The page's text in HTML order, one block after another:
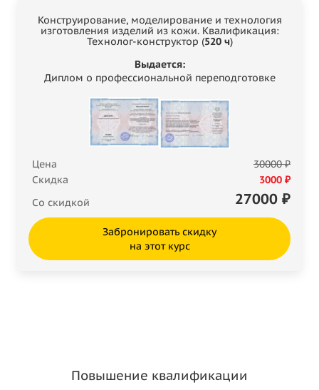
Конструирование, моделирование и технология
изготовления изделий из кожи. Квалификация:
Технолог-конструктор (520 ч)
Выдается:
Диплом о профессиональной переподготовке
Цена
30000 ₽
Скидка
3000 ₽
Со скидкой
27000 ₽
Забронировать скидку
на этот курс
Повышение квалификации